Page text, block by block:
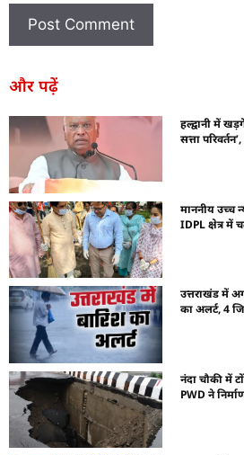
और पढ़ें
हल्द्वानी में
सत्ता
माननीय
IDPL क्षेत्र में
उत्तराखंड में
का अलर्ट, 4
नंदा चौकी में
PWD ने